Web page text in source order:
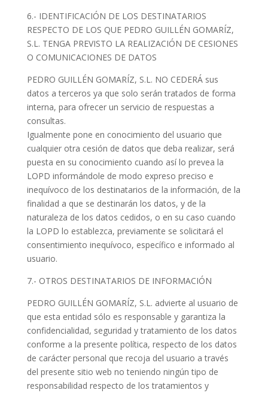
6.- IDENTIFICACIÓN DE LOS DESTINATARIOS
RESPECTO DE LOS QUE PEDRO GUILLÉN GOMARÍZ,
S.L. TENGA PREVISTO LA REALIZACIÓN DE CESIONES
O COMUNICACIONES DE DATOS
PEDRO GUILLÉN GOMARÍZ, S.L. NO CEDERÁ sus
datos a terceros ya que solo serán tratados de forma
interna, para ofrecer un servicio de respuestas a
consultas.
Igualmente pone en conocimiento del usuario que
cualquier otra cesión de datos que deba realizar, será
puesta en su conocimiento cuando así lo prevea la
LOPD informándole de modo expreso preciso e
inequívoco de los destinatarios de la información, de la
finalidad a que se destinarán los datos, y de la
naturaleza de los datos cedidos, o en su caso cuando
la LOPD lo establezca, previamente se solicitará el
consentimiento inequívoco, específico e informado al
usuario.
7.- OTROS DESTINATARIOS DE INFORMACIÓN
PEDRO GUILLÉN GOMARÍZ, S.L. advierte al usuario de
que esta entidad sólo es responsable y garantiza la
confidencialidad, seguridad y tratamiento de los datos
conforme a la presente política, respecto de los datos
de carácter personal que recoja del usuario a través
del presente sitio web no teniendo ningún tipo de
responsabilidad respecto de los tratamientos y